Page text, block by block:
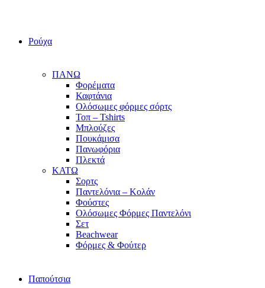
Ρούχα
ΠΑΝΩ
Φορέματα
Καφτάνια
Ολόσωμες φόρμες σόρτς
Τοπ – Tshirts
Μπλούζες
Πουκάμισα
Πανωφόρια
Πλεκτά
ΚΑΤΩ
Σορτς
Παντελόνια – Κολάν
Φούστες
Ολόσωμες Φόρμες Παντελόνι
Σετ
Beachwear
Φόρμες & Φούτερ
Παπούτσια